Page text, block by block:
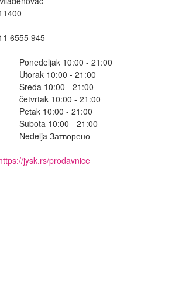
6555 945
Ponedeljak 10:00 - 21:00
Utorak 10:00 - 21:00
Sreda 10:00 - 21:00
četvrtak 10:00 - 21:00
Petak 10:00 - 21:00
Subota 10:00 - 21:00
Nedelja Затворено
jysk.rs/prodavnice